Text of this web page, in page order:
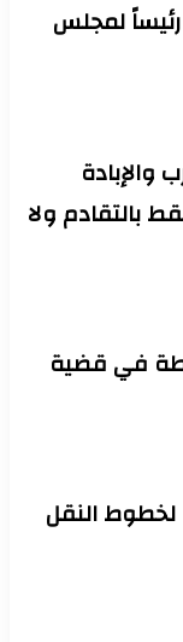
لمجلس
والإبادة
بالتقادم ولا
الشرطة في قضية
لخطوط النقل